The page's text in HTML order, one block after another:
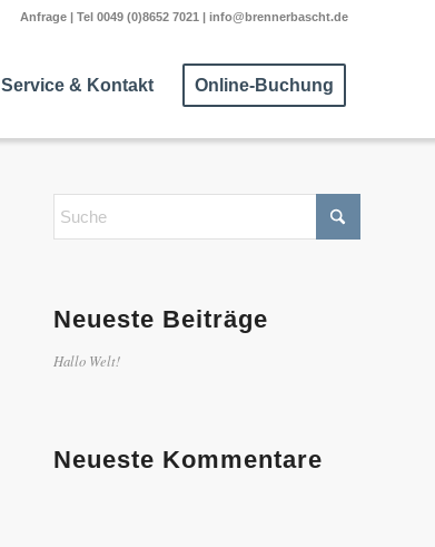
Anfrage | Tel 0049 (0)8652 7021 | info@brennerbascht.de
Service & Kontakt Online-Buchung
Neueste Beiträge
Hallo Welt!
Neueste Kommentare